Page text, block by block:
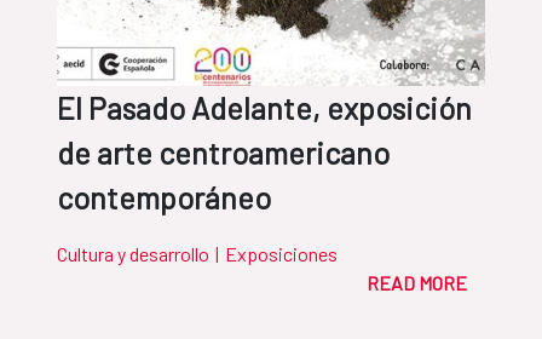
El Pasado Adelante, exposición
de arte centroamericano
contemporáneo
Cultura y desarrollo | Exposiciones
READ MORE